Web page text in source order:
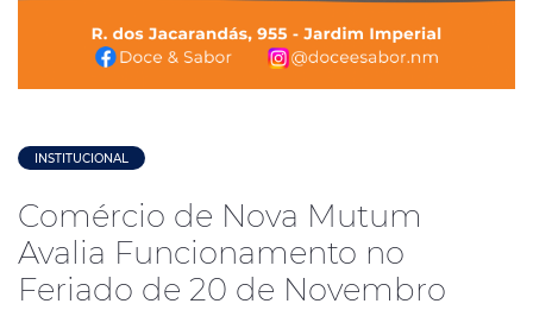
INSTITUCIONAL
Comércio de Nova Mutum
Avalia Funcionamento no
Feriado de 20 de Novembro